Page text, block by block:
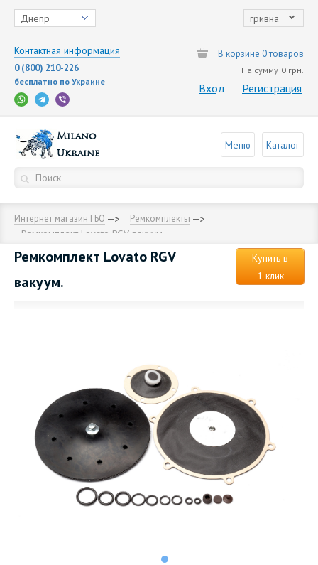
Днепр гривна
Контактная информация
0 (800) 210-226
бесплатно по Украине
В корзине 0 товаров
На сумму 0 грн.
Вход Регистрация
Milano
Ukraine
Меню Каталог
Интернет магазин ГБО Ремкомплекты
Ремкомплект Lovato RGV вакуум.
Ремкомплект Lovato RGV
вакуум.
Купить в
1 клик